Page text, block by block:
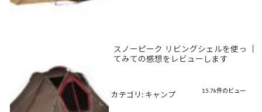
スノーピーク リビングシェルを使っ
てみての感想をレビューします
15.7k件のビュー
カテゴリ: キャンプ